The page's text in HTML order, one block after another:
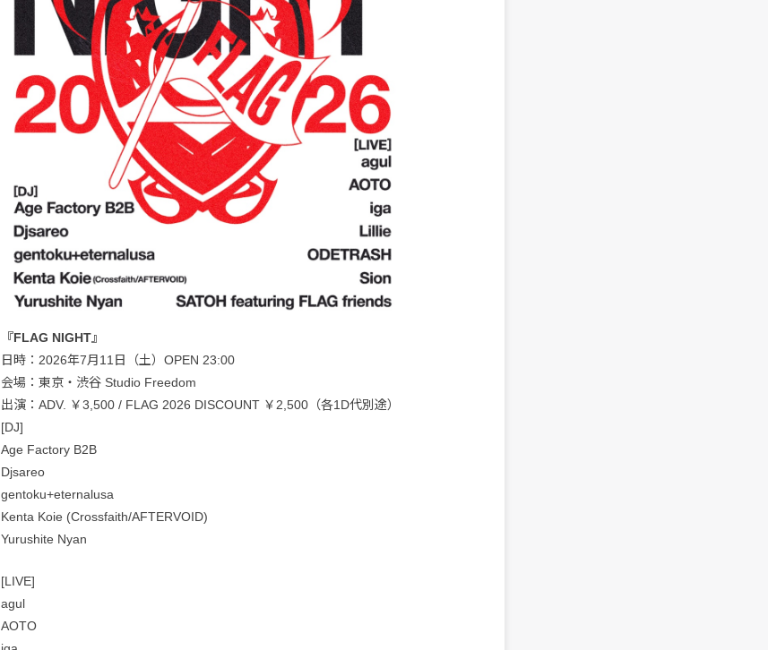
『FLAG NIGHT』
日時：2026年7月11日（土）OPEN 23:00
会場：東京・渋谷 Studio Freedom
出演：ADV. ￥3,500 / FLAG 2026 DISCOUNT ￥2,500（各1D代別途）
[DJ]
Age Factory B2B
Djsareo
gentoku+eternalusa
Kenta Koie (Crossfaith/AFTERVOID)
Yurushite Nyan
[LIVE]
agul
AOTO